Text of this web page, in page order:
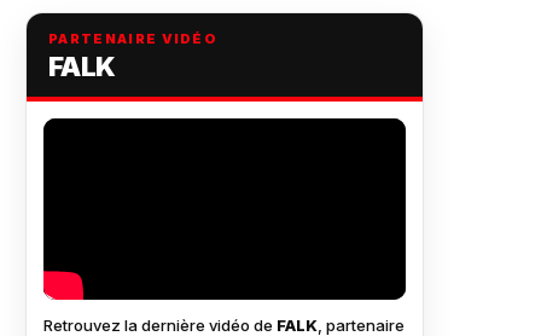
PARTENAIRE VIDÉO
FALK
Retrouvez la dernière vidéo de FALK , partenaire